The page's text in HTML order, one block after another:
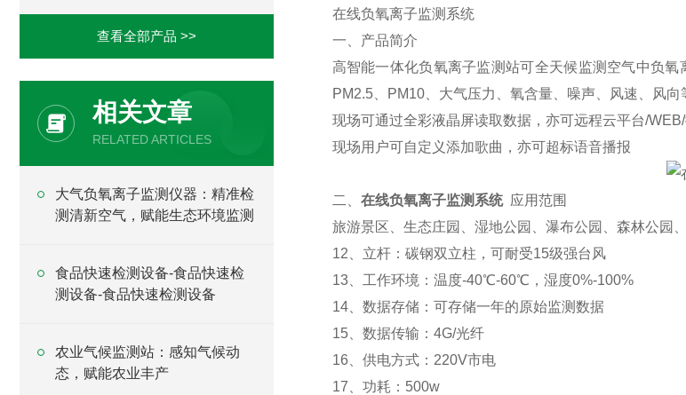
查看全部产品 >>
相关文章
RELATED ARTICLES
大气负氧离子监测仪器：精准检
测清新空气，赋能生态环境监测
食品快速检测设备-食品快速检
测设备-食品快速检测设备
农业气候监测站：感知气候动
态，赋能农业丰产
在线负氧离子监测系统
一、产品简介
高智能一体化负氧离子监测站可全天候监测空气中负
PM2.5、PM10、大气压力、氧含量、噪声、风速、风
现场可通过全彩液晶屏读取数据，亦可远程云平台/
现场用户可自定义添加歌曲，亦可超标语音播报
二、 在线负氧离子监测系统应用范围
旅游景区、生态庄园、湿地公园、瀑布公园、森林公园
12、立杆：碳钢双立柱，可耐受15级强台风
13、工作环境：温度-40℃-60℃，湿度0%-100%
14、数据存储：可存储一年的原始监测数据
15、数据传输：4G/光纤
16、供电方式：220V市电
17、功耗：500w